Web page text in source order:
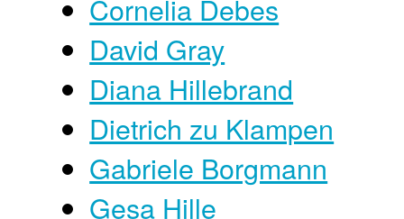
Cornelia Debes
David Gray
Diana Hillebrand
Dietrich zu Klampen
Gabriele Borgmann
Gesa Hille